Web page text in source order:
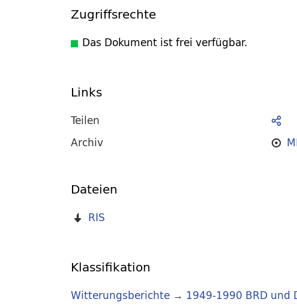
Zugriffsrechte
Das Dokument ist frei verfügbar.
Links
Teilen
Archiv
Dateien
RIS
Klassifikation
Witterungsberichte → 1949-1990 BRD und